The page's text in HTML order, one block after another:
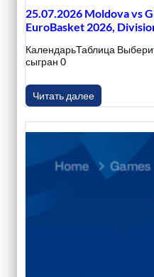
25.07.2026 Moldova vs
EuroBasket 2026,
КалендарьТаблица
сыгран 0
Читать далее